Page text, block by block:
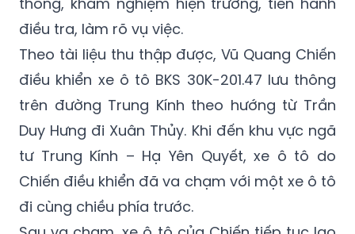
Theo tài liệu thu thập được, Vũ Quang Chiến
điều khiển xe ô tô BKS 30K-201.47 lưu thông
trên đường Trung Kính theo hướng từ Trần
Duy Hưng đi Xuân Thủy. Khi đến khu vực ngã
tư Trung Kính – Hạ Yên Quyết, xe ô tô do
Chiến điều khiển đã va chạm với một xe ô tô
đi cùng chiều phía trước.
Sau va chạm, xe ô tô của Chiến tiếp tục lao
về phía trước, đi sang phần đường ngược